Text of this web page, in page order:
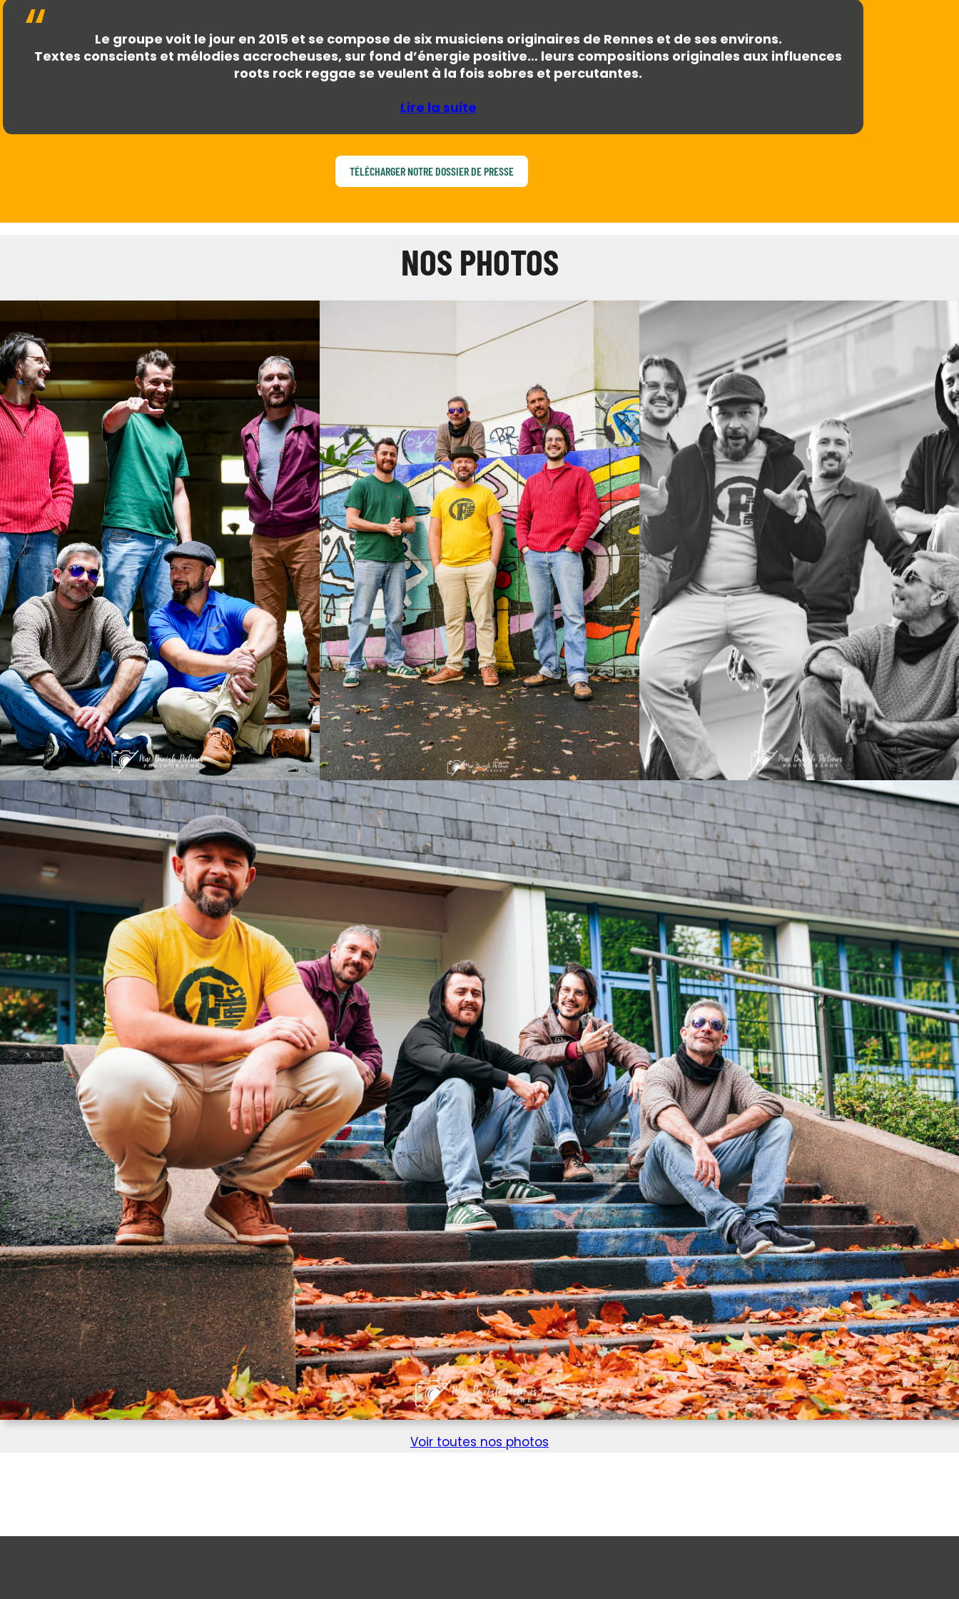
Le groupe voit le jour en 2015 et se compose de six musiciens originaires de Rennes et de ses environs.
Textes conscients et mélodies accrocheuses, sur fond d’énergie positive… leurs compositions originales aux influences
roots rock reggae se veulent à la fois sobres et percutantes.
Lire la suite
TÉLÉCHARGER NOTRE DOSSIER DE PRESSE
NOS PHOTOS
Voir toutes nos photos